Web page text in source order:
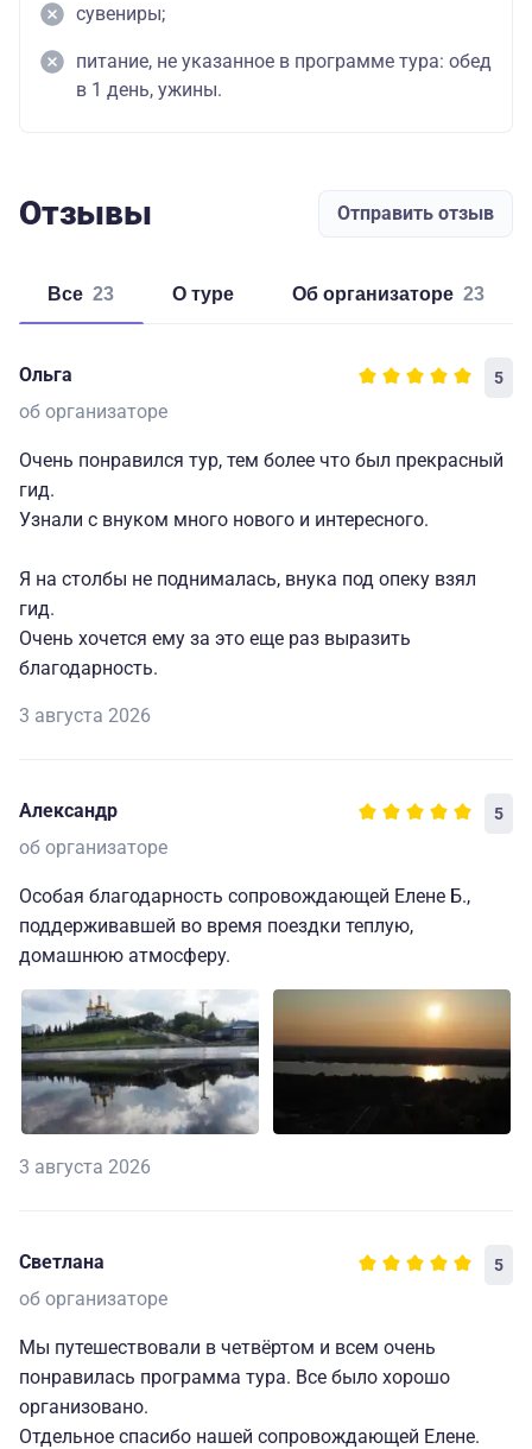
сувениры;
питание, не указанное в программе тура: обед
в 1 день, ужины.
Отзывы Отправить отзыв
Все 23 о туре об организаторе 23
Ольга 5
об организаторе
Очень понравился тур, тем более что был прекрасный
гид.
Узнали с внуком много нового и интересного.
Я на столбы не поднималась, внука под опеку взял
гид.
Очень хочется ему за это еще раз выразить
благодарность.
3 августа 2026
Александр 5
об организаторе
Особая благодарность сопровождающей Елене Б.,
поддерживавшей во время поездки теплую,
домашнюю атмосферу.
3 августа 2026
Светлана 5
об организаторе
Мы путешествовали в четвёртом и всем очень
понравилась программа тура. Все было хорошо
организовано.
Отдельное спасибо нашей сопровождающей Елене.